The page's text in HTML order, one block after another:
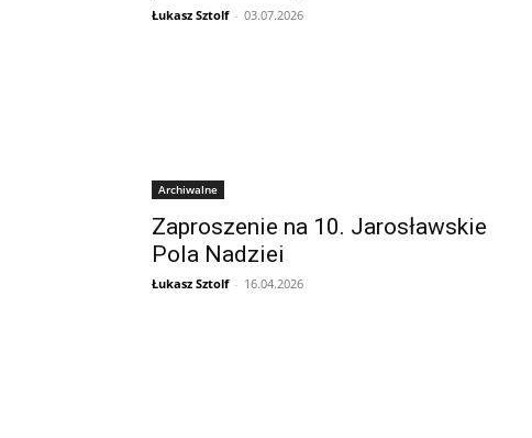
Łukasz Sztolf - 03.07.2026
Archiwalne
Zaproszenie na 10. Jarosławskie
Pola Nadziei
Łukasz Sztolf - 16.04.2026